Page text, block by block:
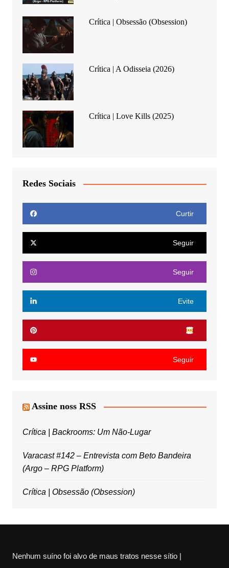
Crítica | Obsessão (Obsession)
Crítica | A Odisseia (2026)
Crítica | Love Kills (2025)
Redes Sociais
Curtir
Seguir
Seguir
Evite
Seguir
Assine noss RSS
Crítica | Backrooms: Um Não-Lugar
Varacast #142 – Entrevista com Beto Bandeira
(Argo – RPG Platform)
Crítica | Obsessão (Obsession)
Nenhum suíno foi alvo de maus tratos nesse sítio |